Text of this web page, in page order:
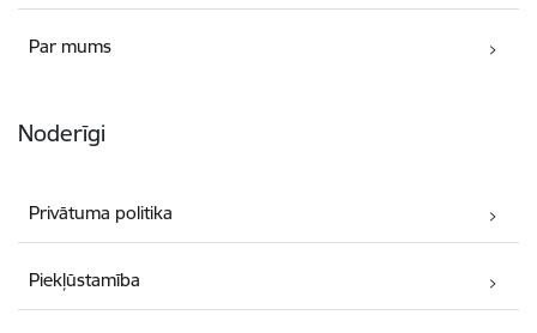
Par mums
Noderīgi
Privātuma politika
Piekļūstamība